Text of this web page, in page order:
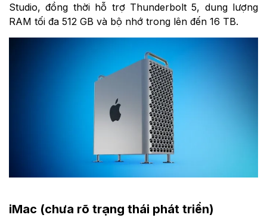
Studio, đồng thời hỗ trợ Thunderbolt 5, dung lượng
RAM tối đa 512 GB và bộ nhớ trong lên đến 16 TB.
iMac (chưa rõ trạng thái phát triển)